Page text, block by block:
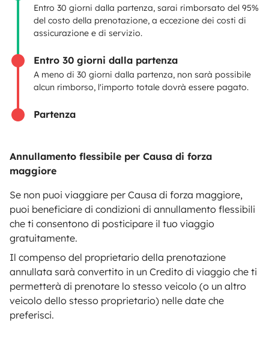
Entro 30 giorni dalla partenza, sarai rimborsato del 95%
del costo della prenotazione, a eccezione dei costi di
assicurazione e di servizio.
Entro 30 giorni dalla partenza
A meno di 30 giorni dalla partenza, non sarà possibile
alcun rimborso, l'importo totale dovrà essere pagato.
Partenza
Annullamento flessibile per Causa di forza
maggiore
Se non puoi viaggiare per Causa di forza maggiore,
puoi beneficiare di condizioni di annullamento flessibili
che ti consentono di posticipare il tuo viaggio
gratuitamente.
Il compenso del proprietario della prenotazione
annullata sarà convertito in un Credito di viaggio che ti
permetterà di prenotare lo stesso veicolo (o un altro
veicolo dello stesso proprietario) nelle date che
preferisci.
PROPRIETARI
Inserire un veicolo
Contratto di viaggio
Assicurazione camper
Assistenza stradale
Metodi di pagamentoPagamento in due rate
Scaricare in
l'App Store
Google Play
Blog Contatti